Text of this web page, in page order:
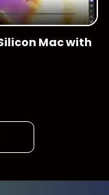
Mac with